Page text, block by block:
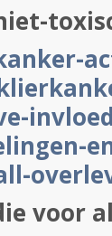
voor